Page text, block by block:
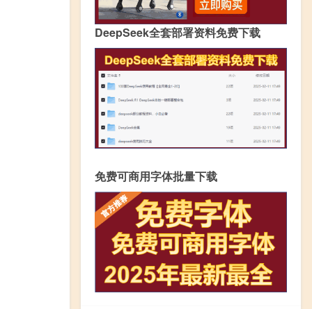
DeepSeek全套部署资料免费下载
免费可商用字体批量下载